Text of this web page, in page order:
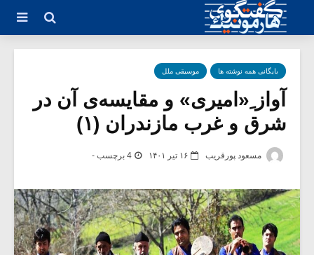
بایگانی همه نوشته ها موسیقی ملل
آواز ِ«امیری» و مقایسه‌ی آن در
شرق و غرب مازندران (۱)
مسعود پورقریب ۱۶ تیر ۱۴۰۱ 4 برچسب -